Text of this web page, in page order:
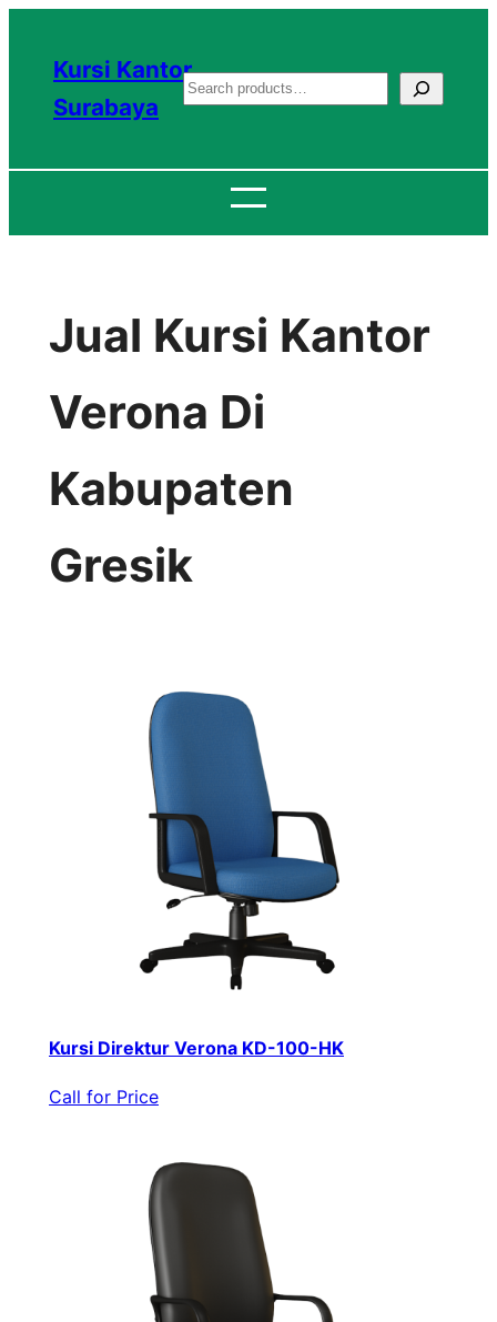
konten
Kursi Kantor
Surabaya
S
a
c
Jual Kursi Kantor
Verona Di
Kabupaten
Gresik
Kursi Direktur Verona KD-100-HK
Call for Price